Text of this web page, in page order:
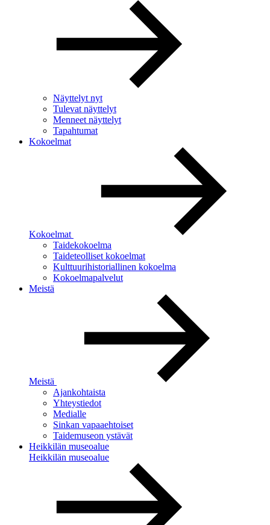
Näyttelyt nyt
Tulevat näyttelyt
Menneet näyttelyt
Tapahtumat
Kokoelmat
Kokoelmat
Taidekokoelma
Taideteolliset kokoelmat
Kulttuurihistoriallinen kokoelma
Kokoelmapalvelut
Meistä
Meistä
Ajankohtaista
Yhteystiedot
Medialle
Sinkan vapaaehtoiset
Taidemuseon ystävät
Heikkilän museoalue
Heikkilän museoalue